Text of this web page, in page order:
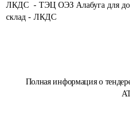
Полная информация о
ЛКДС  - ТЭЦ ОЭЗ Алабуга для
склад - ЛКДС